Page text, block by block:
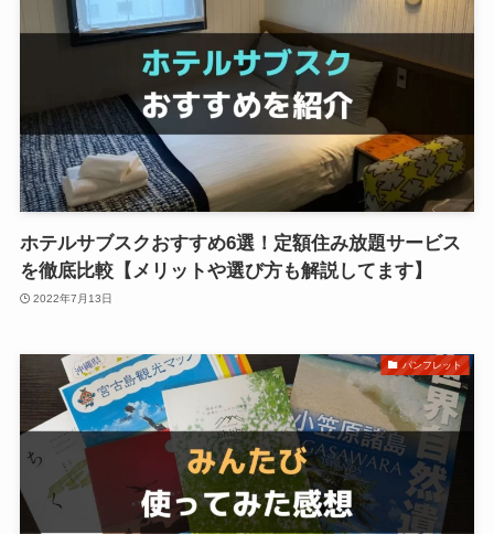
ホテルサブスクおすすめ6選！定額住み放題サービス
を徹底比較【メリットや選び方も解説してます】
2022年7月13日
パンフレット